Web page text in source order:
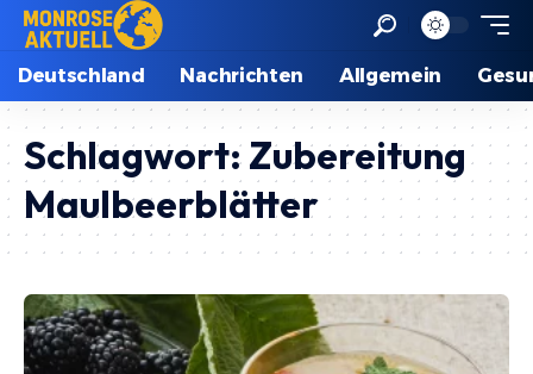
Deutschland Nachrichten Allgemein
Schlagwort:Zubereitung
Maulbeerblätter